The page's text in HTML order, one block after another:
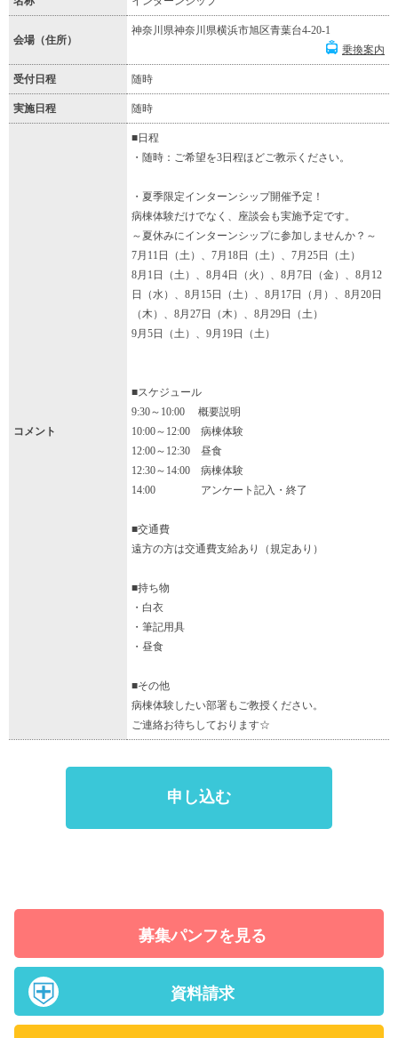
会場（住所）
神奈川県神奈川県横浜市旭区青葉台4-20-1
乗換案内
受付日程 随時
実施日程 随時
コメント
■日程
・随時：ご希望を3日程ほどご教示ください。
・夏季限定インターンシップ開催予定！
病棟体験だけでなく、座談会も実施予定です。
～夏休みにインターンシップに参加しませんか？～
7月11日（土）、7月18日（土）、7月25日（土）
8月1日（土）、8月4日（火）、8月7日（金）、8月12
日（水）、8月15日（土）、8月17日（月）、8月20日
（木）、8月27日（木）、8月29日（土）
9月5日（土）、9月19日（土）
■スケジュール
9:30～10:00 概要説明
10:00～12:00 病棟体験
12:00～12:30 昼食
12:30～14:00 病棟体験
14:00 アンケート記入・終了
■交通費
遠方の方は交通費支給あり（規定あり）
■持ち物
・白衣
・筆記用具
・昼食
■その他
病棟体験したい部署もご教授ください。
ご連絡お待ちしております☆
申し込む
募集パンフを見る
資料請求